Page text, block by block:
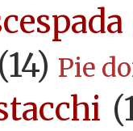
(14) Pie